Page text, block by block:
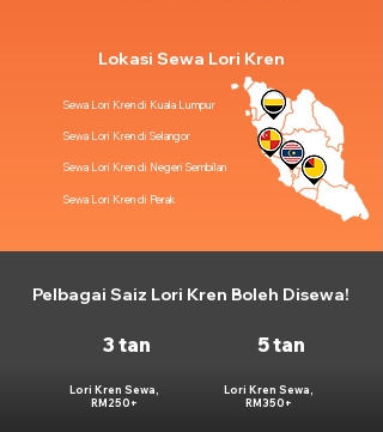
Lokasi Sewa Lori Kren
Sewa Lori Kren di Kuala Lumpur
Sewa Lori Kren di Selangor
Sewa Lori Kren di Negeri Sembilan
Sewa Lori Kren di Perak
Pelbagai Saiz Lori Kren Boleh Disewa!
3 tan
Lori Kren Sewa,
RM250+
5 tan
Lori Kren Sewa,
RM350+